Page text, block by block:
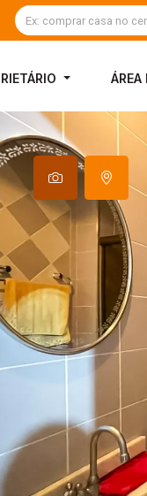
ÁREA